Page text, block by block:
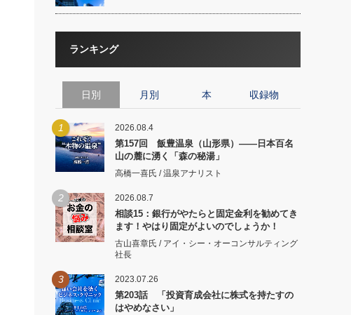
ランキング
日別 月別 本 収録物
1 2026.08.4
第157回 飯豊温泉（山形県）――日本百名
山の麓に湧く「森の秘湯」
高橋一喜氏 / 温泉アナリスト
2 2026.08.7
相談15：銀行がやたらと固定金利を勧めてき
ます！やはり固定がよいのでしょうか！
古山喜章氏 / アイ・シー・オーコンサルティング
社長
3 2023.07.26
第203話 「投資育成会社に株式を持たすの
はやめなさい」